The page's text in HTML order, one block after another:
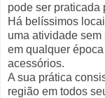
pode ser praticada
Há belíssimos
uma atividade
em qualquer
acessórios.
A sua prática
região em todos